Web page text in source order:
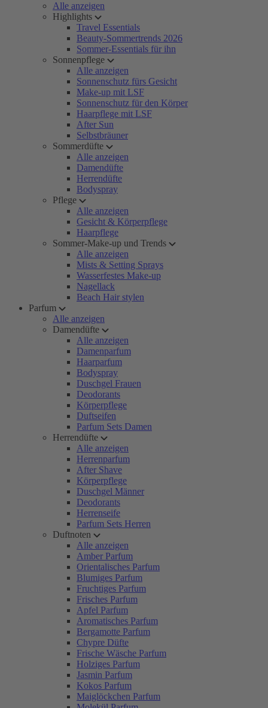
Alle anzeigen
Highlights
Travel Essentials
Beauty-Sommertrends 2026
Sommer-Essentials für ihn
Sonnenpflege
Alle anzeigen
Sonnenschutz fürs Gesicht
Make-up mit LSF
Sonnenschutz für den Körper
Haarpflege mit LSF
After Sun
Selbstbräuner
Sommerdüfte
Alle anzeigen
Damendüfte
Herrendüfte
Bodyspray
Pflege
Alle anzeigen
Gesicht & Körperpflege
Haarpflege
Sommer-Make-up und Trends
Alle anzeigen
Mists & Setting Sprays
Wasserfestes Make-up
Nagellack
Beach Hair stylen
Parfum
Alle anzeigen
Damendüfte
Alle anzeigen
Damenparfum
Haarparfum
Bodyspray
Duschgel Frauen
Deodorants
Körperpflege
Duftseifen
Parfum Sets Damen
Herrendüfte
Alle anzeigen
Herrenparfum
After Shave
Körperpflege
Duschgel Männer
Deodorants
Herrenseife
Parfum Sets Herren
Duftnoten
Alle anzeigen
Amber Parfum
Orientalisches Parfum
Blumiges Parfum
Fruchtiges Parfum
Frisches Parfum
Apfel Parfum
Aromatisches Parfum
Bergamotte Parfum
Chypre Düfte
Frische Wäsche Parfum
Holziges Parfum
Jasmin Parfum
Kokos Parfum
Maiglöckchen Parfum